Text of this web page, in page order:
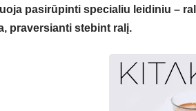
pasirūpinti specialiu leidiniu –
praversianti stebint ralį.